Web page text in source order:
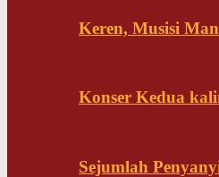
Keren, Musisi
Konser Kedua
Sejumlah